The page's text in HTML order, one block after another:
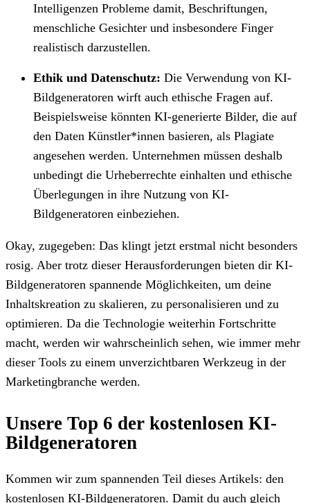
Intelligenzen Probleme damit, Beschriftungen,
menschliche Gesichter und insbesondere Finger
realistisch darzustellen.
Ethik und Datenschutz: Die Verwendung von KI-
Bildgeneratoren wirft auch ethische Fragen auf.
Beispielsweise könnten KI-generierte Bilder, die auf
den Daten Künstler*innen basieren, als Plagiate
angesehen werden. Unternehmen müssen deshalb
unbedingt die Urheberrechte einhalten und ethische
Überlegungen in ihre Nutzung von KI-
Bildgeneratoren einbeziehen.
Okay, zugegeben: Das klingt jetzt erstmal nicht besonders
rosig. Aber trotz dieser Herausforderungen bieten dir KI-
Bildgeneratoren spannende Möglichkeiten, um deine
Inhaltskreation zu skalieren, zu personalisieren und zu
optimieren. Da die Technologie weiterhin Fortschritte
macht, werden wir wahrscheinlich sehen, wie immer mehr
dieser Tools zu einem unverzichtbaren Werkzeug in der
Marketingbranche werden.
Unsere Top 6 der kostenlosen KI-
Bildgeneratoren
Kommen wir zum spannenden Teil dieses Artikels: den
kostenlosen KI-Bildgeneratoren. Damit du auch gleich